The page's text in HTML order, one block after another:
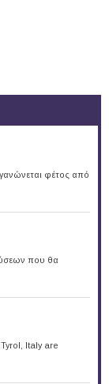
φέτος από
που θα
Italy are